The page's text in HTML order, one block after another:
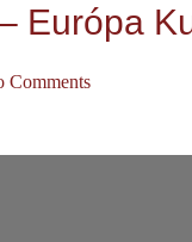
Európa
Comments